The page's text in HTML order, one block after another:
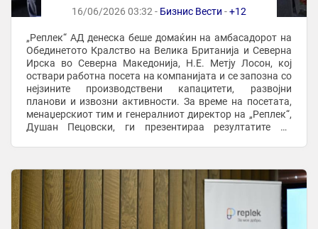
16/06/2026 03:32 - Бизнис Вести -+12
„Реплек“ АД денеска беше домаќин на амбасадорот на
Обединетото Кралство на Велика Британија и Северна
Ирска во Северна Македонија, Н.Е. Метју Лосон, кој
оствари работна посета на компанијата и се запозна со
нејзините производствени капацитети, развојни
планови и извозни активности. За време на посетата,
менаџерскиот тим и генералниот директор на „Реплек“,
Душан Пецовски, ги презентираа резултатите од